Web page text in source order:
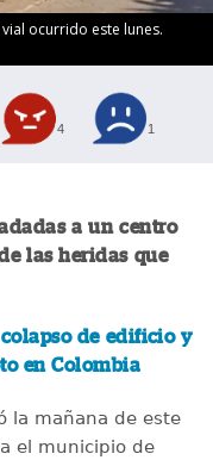
ocurrido este lunes.
4 1
a un centro
las heridas que
colapso de edificio y
en Colombia
la mañana de este
el municipio de